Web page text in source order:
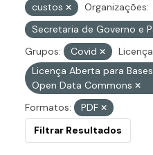
custos
Organizações:
Secretaria de Governo e
Grupos:
Covid
Licença Aberta para
Open Data Commons
Formatos:
PDF
Filtrar Resultados